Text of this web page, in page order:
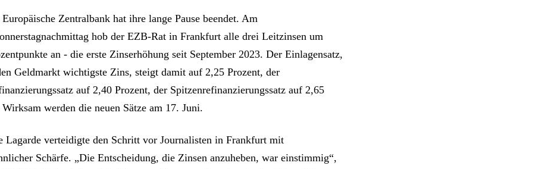
Zentralbank hat ihre lange Pause beendet. Am
hob der EZB-Rat in Frankfurt alle drei Leitzinsen um
an - die erste Zinserhöhung seit September 2023. Der Einlagensatz,
Geldmarkt wichtigste Zins, steigt damit auf 2,25 Prozent, der
auf 2,40 Prozent, der Spitzenrefinanzierungssatz auf 2,65
werden die neuen Sätze am 17. Juni.
Lagarde verteidigte den Schritt vor Journalisten in Frankfurt mit
Schärfe. „Die Entscheidung, die Zinsen anzuheben, war einstimmig“,